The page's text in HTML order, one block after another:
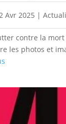
Avr 2025 |
contre la
les photos et